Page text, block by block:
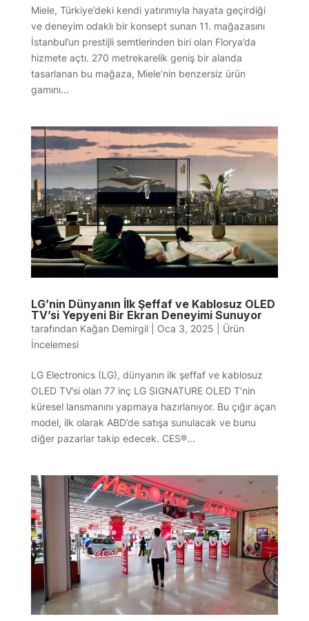
Miele, Türkiye’deki kendi yatırımıyla hayata geçirdiği
ve deneyim odaklı bir konsept sunan 11. mağazasını
İstanbul’un prestijli semtlerinden biri olan Florya’da
hizmete açtı. 270 metrekarelik geniş bir alanda
tasarlanan bu mağaza, Miele’nin benzersiz ürün
gamını...
LG’nin Dünyanın İlk Şeffaf ve Kablosuz OLED
TV’si Yepyeni Bir Ekran Deneyimi Sunuyor
tarafından Kağan Demirgil| Oca 3, 2025
Ürün
İncelemesi
LG Electronics (LG), dünyanın ilk şeffaf ve kablosuz
OLED TV’si olan 77 inç LG SIGNATURE OLED T’nin
küresel lansmanını yapmaya hazırlanıyor. Bu çığır açan
model, ilk olarak ABD’de satışa sunulacak ve bunu
diğer pazarlar takip edecek. CES®...